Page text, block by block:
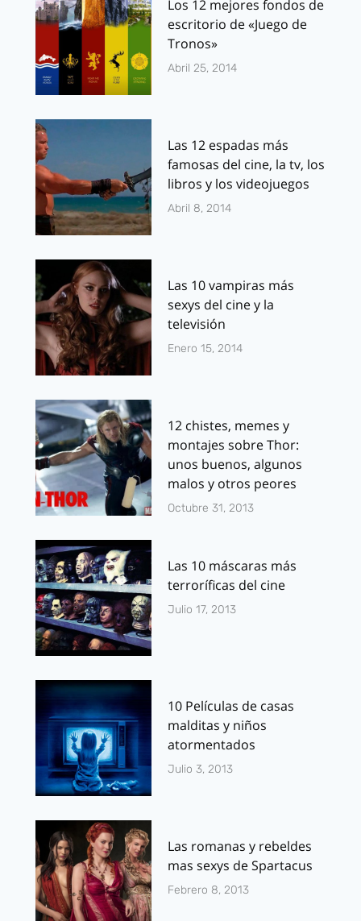
Los 12 mejores fondos de
escritorio de «Juego de
Tronos»
Abril 25, 2014
Las 12 espadas más
famosas del cine, la tv, los
libros y los videojuegos
Abril 8, 2014
Las 10 vampiras más
sexys del cine y la
televisión
Enero 15, 2014
12 chistes, memes y
montajes sobre Thor:
unos buenos, algunos
malos y otros peores
Octubre 31, 2013
Las 10 máscaras más
terroríficas del cine
Julio 17, 2013
10 Películas de casas
malditas y niños
atormentados
Julio 3, 2013
Las romanas y rebeldes
mas sexys de Spartacus
Febrero 8, 2013